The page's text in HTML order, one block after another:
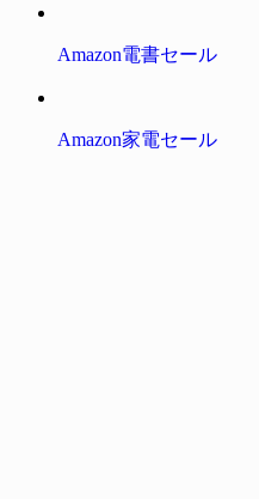
Amazon電書セール
Amazon家電セール